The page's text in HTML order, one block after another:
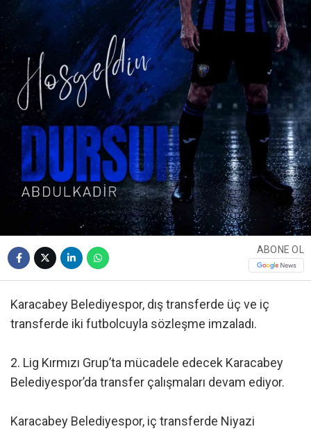
ABONE OL
Karacabey Belediyespor, dış transferde üç ve iç
transferde iki futbolcuyla sözleşme imzaladı.
2. Lig Kırmızı Grup’ta mücadele edecek Karacabey
Belediyespor’da transfer çalışmaları devam ediyor.
Karacabey Belediyespor, iç transferde Niyazi